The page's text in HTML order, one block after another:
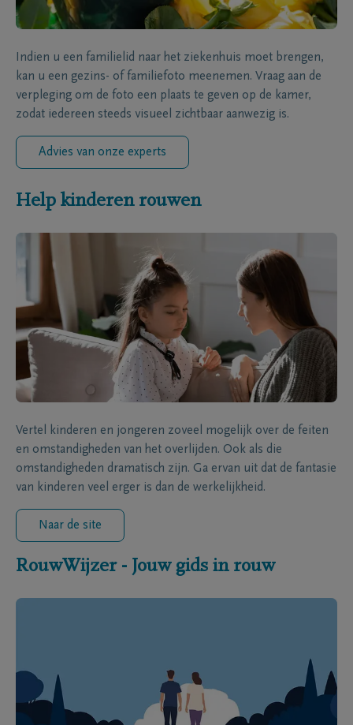
Indien u een familielid naar het ziekenhuis moet brengen,
kan u een gezins- of familiefoto meenemen. Vraag aan de
verpleging om de foto een plaats te geven op de kamer,
zodat iedereen steeds visueel zichtbaar aanwezig is.
Advies van onze experts
Help kinderen rouwen
Vertel kinderen en jongeren zoveel mogelijk over de feiten
en omstandigheden van het overlijden. Ook als die
omstandigheden dramatisch zijn. Ga ervan uit dat de fantasie
van kinderen veel erger is dan de werkelijkheid.
Naar de site
RouwWijzer - Jouw gids in rouw